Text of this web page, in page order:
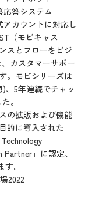
応答システム
アカウントに対応し
（モビキャス
スとフローをビジ
カスタマーサポー
。モビシリーズは
、5年連続でチャッ
。
の拡販および機能
的に導入された
」に認定、
。
」